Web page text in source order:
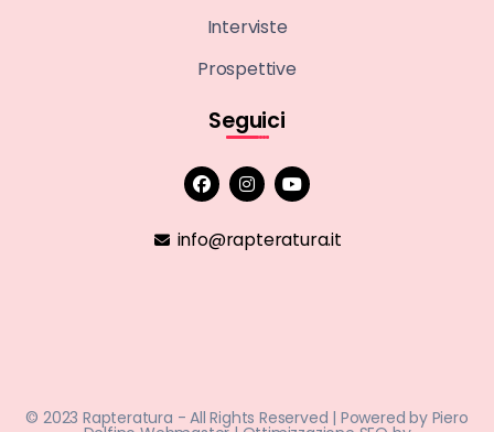
Interviste
Prospettive
Seguici
info@rapteratura.it
© 2023 Rapteratura - All Rights Reserved | Powered by Piero